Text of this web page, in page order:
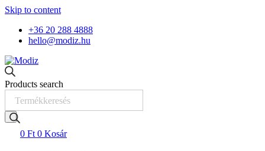
Skip to content
+36 20 288 4888
hello@modiz.hu
Products search
0 Ft 0 Kosár